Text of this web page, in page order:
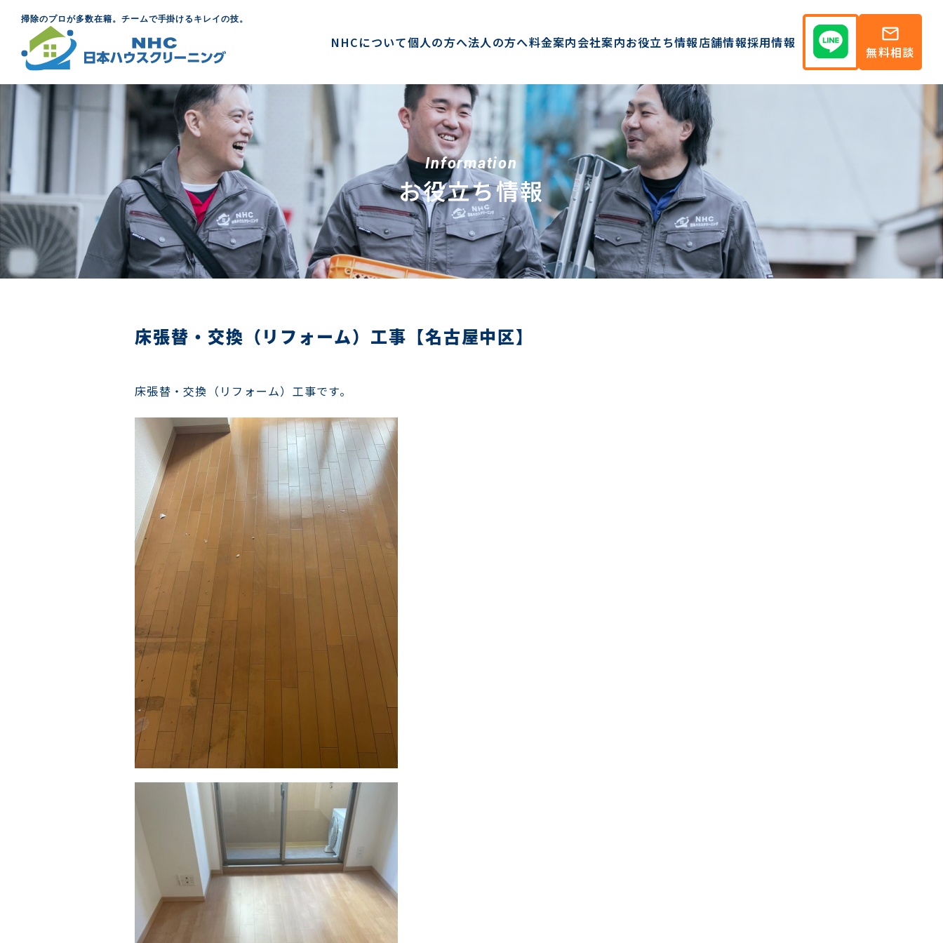
掃除のプロが多数在籍。チームで手掛けるキレイの技。
NHCについて個人の方へ法人の方へ料金案内会社案内お役立ち情報店舗情報採用情報 mail
無料相談
Information
お役立ち情報
床張替・交換（リフォーム）工事【名古屋中区】
床張替・交換（リフォーム）工事です。